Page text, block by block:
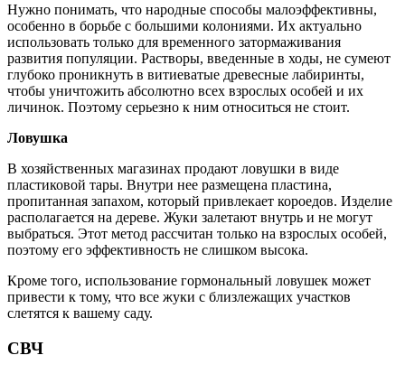
Нужно понимать, что народные способы малоэффективны,
особенно в борьбе с большими колониями. Их актуально
использовать только для временного затормаживания
развития популяции. Растворы, введенные в ходы, не сумеют
глубоко проникнуть в витиеватые древесные лабиринты,
чтобы уничтожить абсолютно всех взрослых особей и их
личинок. Поэтому серьезно к ним относиться не стоит.
Ловушка
В хозяйственных магазинах продают ловушки в виде
пластиковой тары. Внутри нее размещена пластина,
пропитанная запахом, который привлекает короедов. Изделие
располагается на дереве. Жуки залетают внутрь и не могут
выбраться. Этот метод рассчитан только на взрослых особей,
поэтому его эффективность не слишком высока.
Кроме того, использование гормональный ловушек может
привести к тому, что все жуки с близлежащих участков
слетятся к вашему саду.
СВЧ